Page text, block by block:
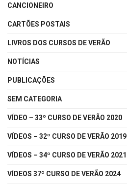
CANCIONEIRO
CARTÕES POSTAIS
LIVROS DOS CURSOS DE VERÃO
NOTÍCIAS
PUBLICAÇÕES
SEM CATEGORIA
VÍDEO – 33º CURSO DE VERÃO 2020
VÍDEOS – 32º CURSO DE VERÃO 2019
VÍDEOS – 34º CURSO DE VERÃO 2021
VÍDEOS 37º CURSO DE VERÃO 2024